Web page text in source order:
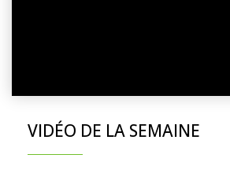
VIDÉO DE LA SEMAINE